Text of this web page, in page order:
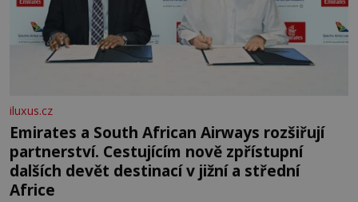
iluxus.cz
Emirates a South African Airways rozšiřují
partnerství. Cestujícím nově zpřístupní
dalších devět destinací v jižní a střední
Africe